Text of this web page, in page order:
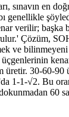
sınavın en
genellikle
verilir; başka
Çözüm,
ve bilinmeyeni
üretir. 30-60-90
1-1-√2. Bu
60